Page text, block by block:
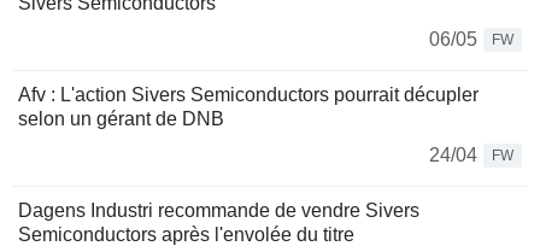
06/05
FW
Afv : L'action Sivers Semiconductors pourrait décupler
selon un gérant de DNB
24/04
FW
Dagens Industri recommande de vendre Sivers
Semiconductors après l'envolée du titre